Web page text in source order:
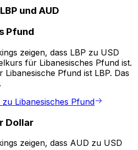
und AUD
Pfund
zeigen, dass LBP zu USD
für Libanesisches Pfund ist.
Pfund ist LBP. Das
Libanesisches Pfund
Dollar
zeigen, dass AUD zu USD